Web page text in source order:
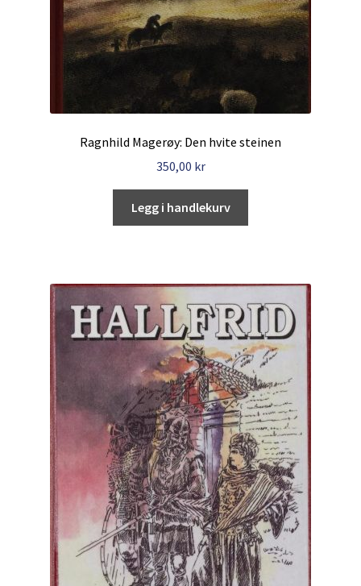
Ragnhild Magerøy: Den hvite steinen
350,00 kr
Legg i handlekurv